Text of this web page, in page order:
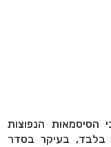
הנפוצות
בלבד, בעיקר בסדר